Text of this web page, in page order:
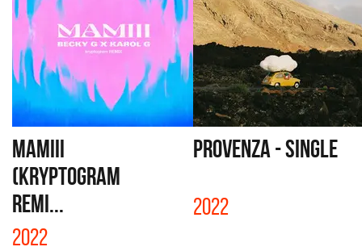
MAMIII
(KRYPTOGRAM
REMI...
2022
PROVENZA - SINGLE
2022